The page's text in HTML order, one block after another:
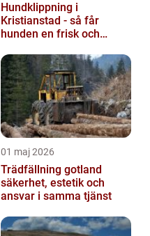
Hundklippning i
Kristianstad - så får
hunden en frisk och
01 maj 2026
Trädfällning gotland
säkerhet, estetik och
ansvar i samma tjänst